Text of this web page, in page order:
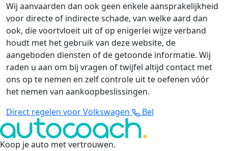
Wij aanvaarden dan ook geen enkele aansprakelijkheid
voor directe of indirecte schade, van welke aard dan
ook, die voortvloeit uit of op enigerlei wijze verband
houdt met het gebruik van deze website, de
aangeboden diensten of de getoonde informatie. Wij
raden u aan om bij vragen of twijfel altijd contact met
ons op te nemen en zelf controle uit te oefenen vóór
het nemen van aankoopbeslissingen.
Direct regelen voor Volkswagen
Bel
Koop je auto met vertrouwen.